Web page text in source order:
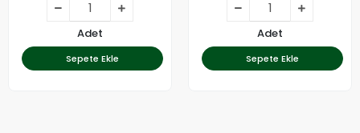
Adet
Sepete Ekle
Adet
Sepete Ekle